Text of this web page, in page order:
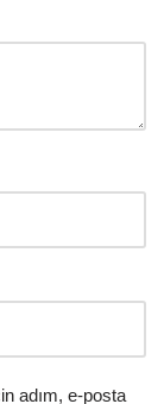
adım, e-posta